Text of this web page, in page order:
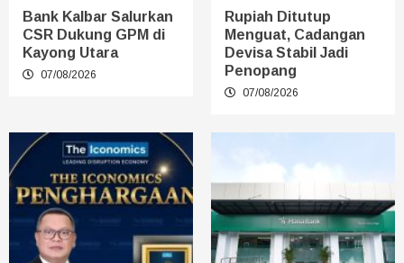
Bank Kalbar Salurkan
CSR Dukung GPM di
Kayong Utara
07/08/2026
Rupiah Ditutup
Menguat, Cadangan
Devisa Stabil Jadi
Penopang
07/08/2026